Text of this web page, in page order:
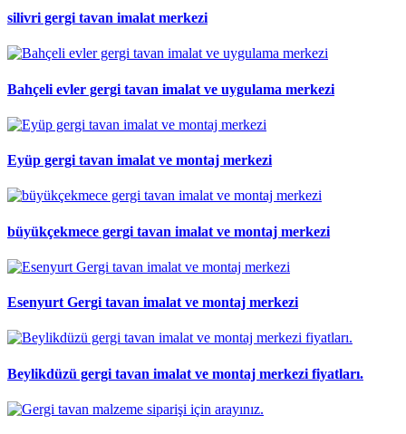
silivri gergi tavan imalat merkezi
Bahçeli evler gergi tavan imalat ve uygulama merkezi
Eyüp gergi tavan imalat ve montaj merkezi
büyükçekmece gergi tavan imalat ve montaj merkezi
Esenyurt Gergi tavan imalat ve montaj merkezi
Beylikdüzü gergi tavan imalat ve montaj merkezi fiyatları.